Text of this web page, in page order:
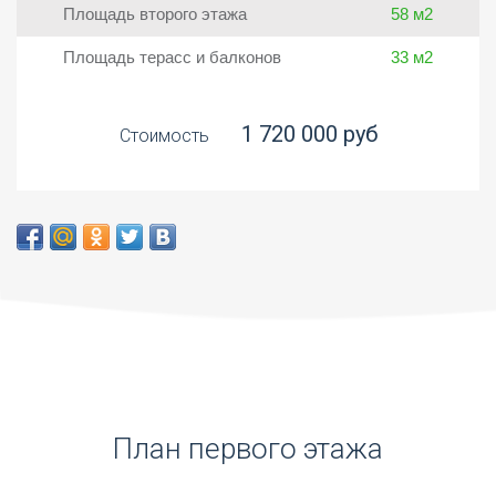
Площадь второго этажа 58 м2
Площадь терасс и балконов 33 м2
Стоимость 1 720 000 руб
План первого этажа